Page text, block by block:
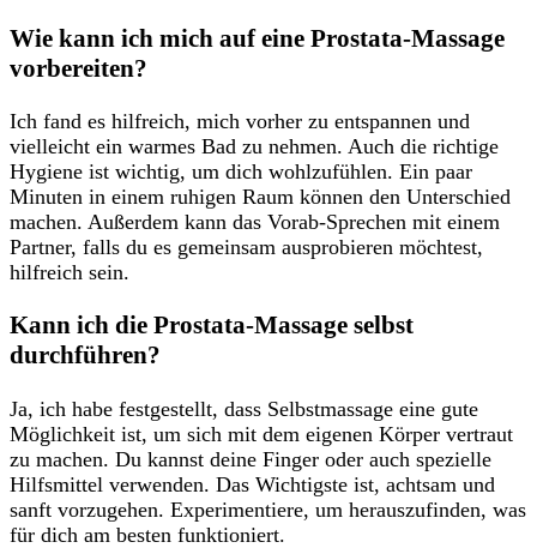
Wie kann ich mich ‌auf eine Prostata-Massage
vorbereiten?
Ich fand es hilfreich,⁣ mich vorher zu entspannen und
vielleicht ein warmes ⁢Bad zu nehmen. Auch die richtige
Hygiene ist wichtig, um dich wohlzufühlen. Ein paar
Minuten in einem⁤ ruhigen‌ Raum können⁣ den Unterschied
machen. Außerdem kann das Vorab-Sprechen mit einem​
Partner, falls du es gemeinsam ausprobieren möchtest,
hilfreich sein.
Kann ​ich‌ die ‍Prostata-Massage selbst
durchführen?
Ja, ich habe festgestellt, dass Selbstmassage eine gute
⁤Möglichkeit‌ ist, um sich mit dem eigenen Körper vertraut
zu machen. Du kannst‍ deine Finger oder auch spezielle ​
Hilfsmittel verwenden. Das ‌Wichtigste ‍ist, achtsam und
sanft vorzugehen. Experimentiere, um⁤ herauszufinden, was
für dich am besten funktioniert.